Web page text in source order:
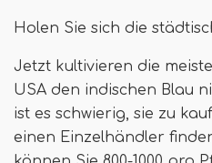
Holen Sie sich die
Jetzt kultivieren die
USA den indischen Blau
ist es schwierig, sie zu
einen Einzelhändler